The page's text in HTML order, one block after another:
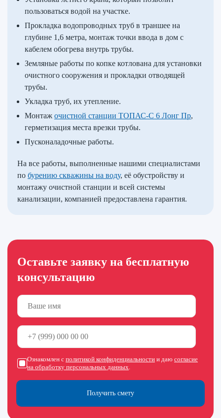
пользоваться водой на участке.
Прокладка водопроводных труб в траншее на
глубине 1,6 метра, монтаж точки ввода в дом с
кабелем обогрева внутрь трубы.
Земляные работы по копке котлована для установки
очистного сооружения и прокладки отводящей
трубы.
Укладка труб, их утепление.
Монтаж очистной станции ТОПАС-С 6 Лонг Пр,
герметизация места врезки трубы.
Пусконаладочные работы.
На все работы, выполненные нашими специалистами
по бурению скважины на воду, её обустройству и
монтажу очистной станции и всей системы
канализации, компанией предоставлена гарантия.
Оставьте заявку на бесплатную
консультацию
Получить смету
Ознакомлен с политикой конфиденциальности и даю согласие
на обработку персональных данных.